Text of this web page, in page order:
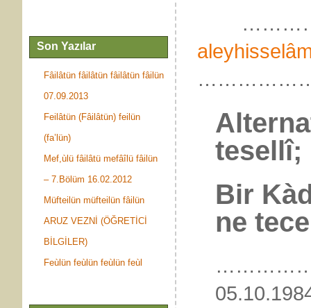
Son Yazılar
Fâilâtün fâilâtün fâilâtün fâilün
07.09.2013
Feilâtün (Fâilâtün) feilün
(fa’lün)
Mef,ùlü fâilâtü mefâîlü fâilün
– 7.Bölüm 16.02.2012
Müfteilün müfteilün fâilün
ARUZ VEZNİ (ÖĞRETİCİ
BİLGİLER)
Feùlün feùlün feùlün feùl
tesellî;
Bir
ne